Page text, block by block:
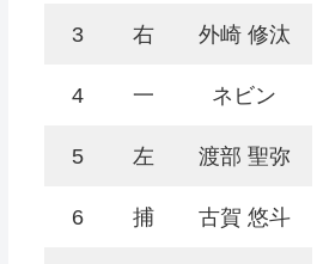
3 右 外崎 修汰
4 一 ネビン
5 左 渡部 聖弥
6 捕 古賀 悠斗